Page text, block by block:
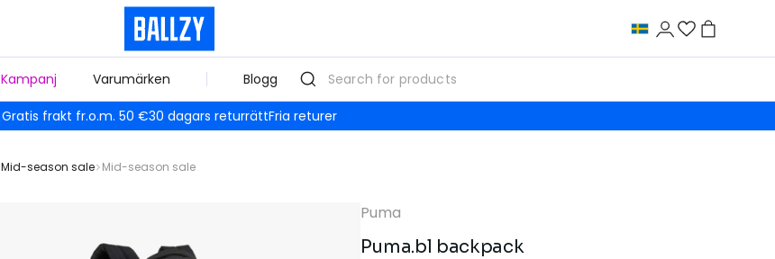
Kampanj Varumärken Blogg
Gratis frakt fr.o.m. 50 €30 dagars returrättFria returer
Mid-season sale Mid-season sale
Puma
Puma.bl backpack